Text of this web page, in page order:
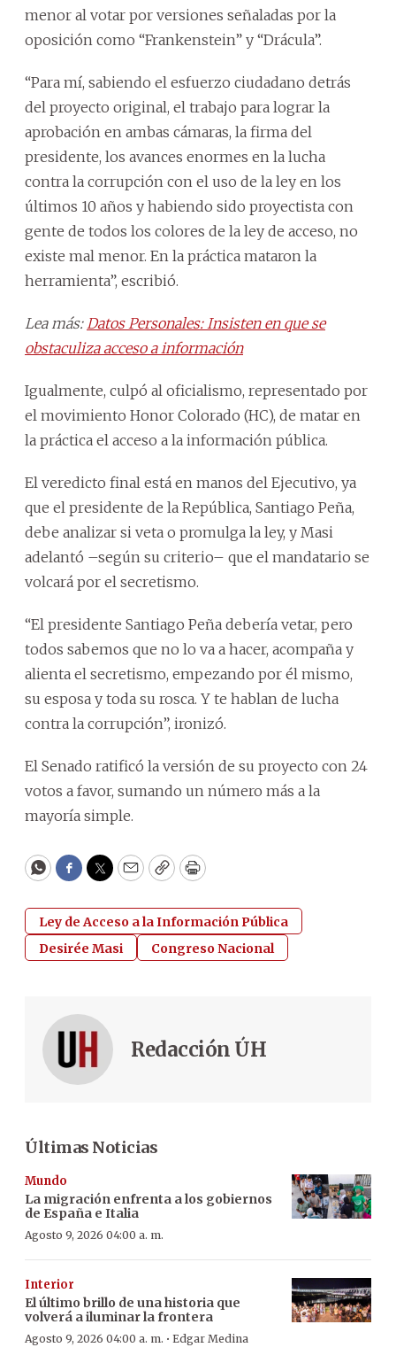
menor al votar por versiones señaladas por la
oposición como “Frankenstein” y “Drácula”.
“Para mí, sabiendo el esfuerzo ciudadano detrás
del proyecto original, el trabajo para lograr la
aprobación en ambas cámaras, la firma del
presidente, los avances enormes en la lucha
contra la corrupción con el uso de la ley en los
últimos 10 años y habiendo sido proyectista con
gente de todos los colores de la ley de acceso, no
existe mal menor. En la práctica mataron la
herramienta”, escribió.
Lea más: Datos Personales: Insisten en que se
obstaculiza acceso a información
Igualmente, culpó al oficialismo, representado por
el movimiento Honor Colorado (HC), de matar en
la práctica el acceso a la información pública.
El veredicto final está en manos del Ejecutivo, ya
que el presidente de la República, Santiago Peña,
debe analizar si veta o promulga la ley, y Masi
adelantó –según su criterio– que el mandatario se
volcará por el secretismo.
“El presidente Santiago Peña debería vetar, pero
todos sabemos que no lo va a hacer, acompaña y
alienta el secretismo, empezando por él mismo,
su esposa y toda su rosca. Y te hablan de lucha
contra la corrupción”, ironizó.
El Senado ratificó la versión de su proyecto con 24
votos a favor, sumando un número más a la
mayoría simple.
WhatsApp
Facebook
Twitter
EmailCopyPrint
Ley de Acceso a la Información Pública
Desirée Masi
Congreso Nacional
Redacción ÚH
Últimas Noticias
Mundo
La migración enfrenta a los gobiernos
de España e Italia
Agosto 9, 2026 04:00 a. m.
Interior
El último brillo de una historia que
volverá a iluminar la frontera
Agosto 9, 2026 04:00 a. m. · Edgar Medina